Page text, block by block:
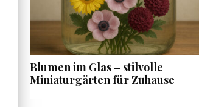
Blumen im Glas – stilvolle
Miniaturgärten für Zuhause